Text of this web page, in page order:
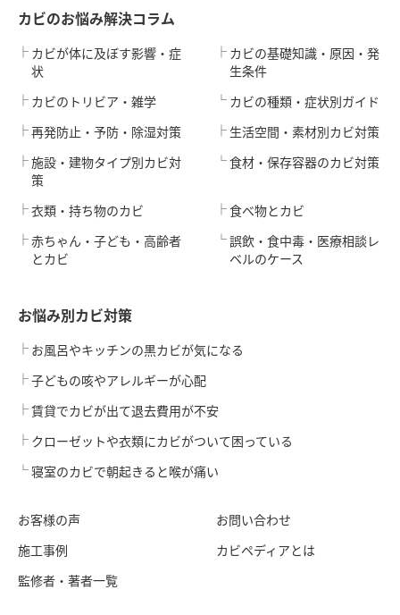
カビのお悩み解決コラム
カビが体に及ぼす影響・症
状
カビのトリビア・雑学
カビの基礎知識・原因・発
生条件
カビの種類・症状別ガイド
再発防止・予防・除湿対策
施設・建物タイプ別カビ対
策
生活空間・素材別カビ対策
食材・保存容器のカビ対策
衣類・持ち物のカビ
赤ちゃん・子ども・高齢者
とカビ
食べ物とカビ
誤飲・食中毒・医療相談レ
ベルのケース
お悩み別カビ対策
お風呂やキッチンの黒カビが気になる
子どもの咳やアレルギーが心配
賃貸でカビが出て退去費用が不安
クローゼットや衣類にカビがついて困っている
寝室のカビで朝起きると喉が痛い
お客様の声
施工事例
監修者・著者一覧
お問い合わせ
カビペディアとは